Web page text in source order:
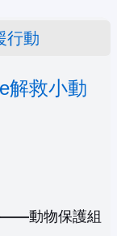
行動
解救小動
——動物保護組